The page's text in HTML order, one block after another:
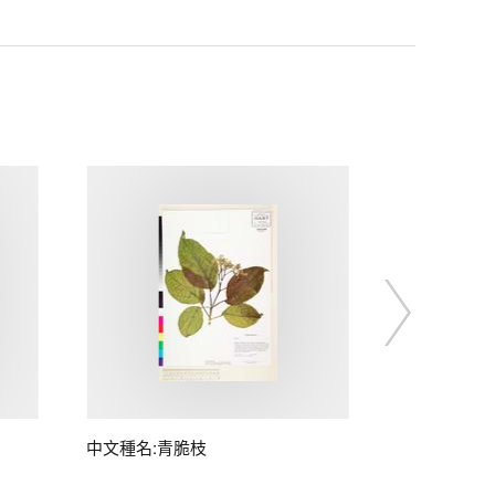
中文種名:青脆枝